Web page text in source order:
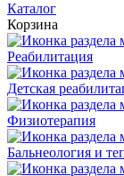
Каталог
Корзина
Реабилитация
Детская
Физиотерапия
Бальнеология и